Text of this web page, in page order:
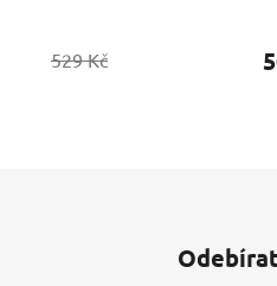
529 Kč